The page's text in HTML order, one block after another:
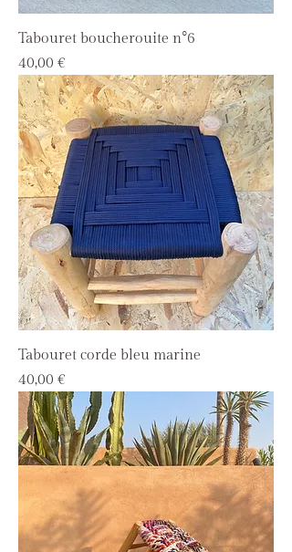
Tabouret boucherouite n°6
Prix
40,00 €
Tabouret corde bleu marine
Prix
40,00 €